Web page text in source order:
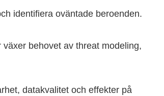
identifiera oväntade beroenden.
behovet av threat modeling,
datakvalitet och effekter på